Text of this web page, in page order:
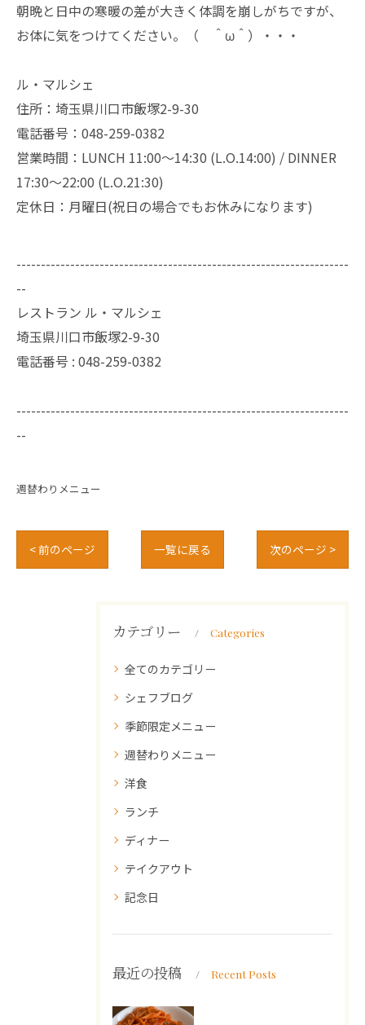
朝晩と日中の寒暖の差が大きく体調を崩しがちですが、
お体に気をつけてください。（ ＾ω＾）・・・
ル・マルシェ
住所：埼玉県川口市飯塚2-9-30
電話番号：048-259-0382
営業時間：LUNCH 11:00～14:30 (L.O.14:00) / DINNER
17:30～22:00 (L.O.21:30)
定休日：月曜日(祝日の場合でもお休みになります)
--------------------------------------------------------------------
--
レストラン ル・マルシェ
埼玉県川口市飯塚2-9-30
電話番号 : 048-259-0382
--------------------------------------------------------------------
--
週替わりメニュー
< 前のページ 一覧に戻る 次のページ >
カテゴリー Categories
全てのカテゴリー
シェフブログ
季節限定メニュー
週替わりメニュー
洋食
ランチ
ディナー
テイクアウト
記念日
最近の投稿 Recent Posts